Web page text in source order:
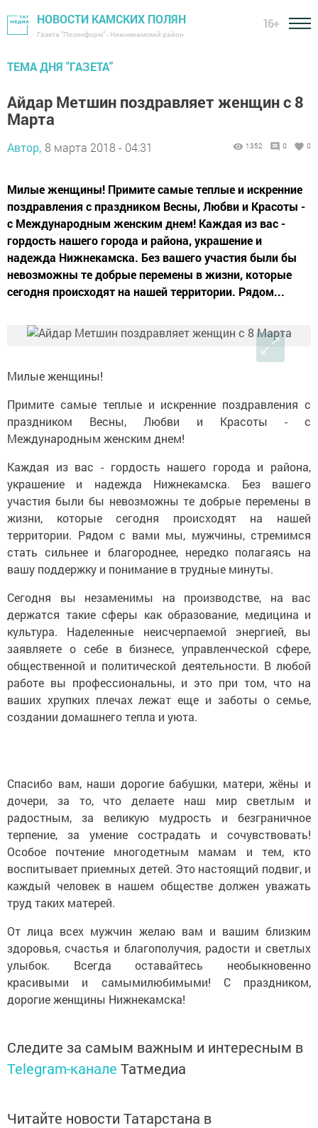
НОВОСТИ КАМСКИХ ПОЛЯН
Газета "Посинформ" - Нижнекамский район
16+
ТЕМА ДНЯ "ГАЗЕТА"
Айдар Метшин поздравляет женщин с 8
Марта
Автор, 8 марта 2018 - 04:31 1352 0 0
Милые женщины! Примите самые теплые и искренние
поздравления с праздником Весны, Любви и Красоты -
с Международным женским днем! Каждая из вас -
гордость нашего города и района, украшение и
надежда Нижнекамска. Без вашего участия были бы
невозможны те добрые перемены в жизни, которые
сегодня происходят на нашей территории. Рядом...
Милые женщины!
Примите самые теплые и искренние поздравления с
праздником Весны, Любви и Красоты - с
Международным женским днем!
Каждая из вас - гордость нашего города и района,
украшение и надежда Нижнекамска. Без вашего
участия были бы невозможны те добрые перемены в
жизни, которые сегодня происходят на нашей
территории. Рядом с вами мы, мужчины, стремимся
стать сильнее и благороднее, нередко полагаясь на
вашу поддержку и понимание в трудные минуты.
Сегодня вы незаменимы на производстве, на вас
держатся такие сферы как образование, медицина и
культура. Наделенные неисчерпаемой энергией, вы
заявляете о себе в бизнесе, управленческой сфере,
общественной и политической деятельности. В любой
работе вы профессиональны, и это при том, что на
ваших хрупких плечах лежат еще и заботы о семье,
создании домашнего тепла и уюта.
Спасибо вам, наши дорогие бабушки, матери, жёны и
дочери, за то, что делаете наш мир светлым и
радостным, за великую мудрость и безграничное
терпение, за умение сострадать и сочувствовать!
Особое почтение многодетным мамам и тем, кто
воспитывает приемных детей. Это настоящий подвиг, и
каждый человек в нашем обществе должен уважать
труд таких матерей.
От лица всех мужчин желаю вам и вашим близким
здоровья, счастья и благополучия, радости и светлых
улыбок. Всегда оставайтесь необыкновенно
красивыми и самымилюбимыми! С праздником,
дорогие женщины Нижнекамска!
Следите за самым важным и интересным в
Telegram-канале Татмедиа
Читайте новости Татарстана в